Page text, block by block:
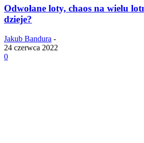
Odwołane loty, chaos na wielu
dzieje?
Jakub Bandura -
24 czerwca 2022
0